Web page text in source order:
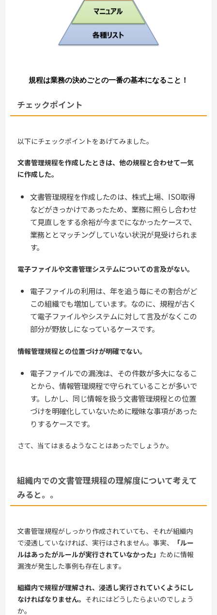
規程は業務の決めごとの一番の基本になること！
チェックポイント
以下にチェックポイントをあげてみました。
文書管理規程を作成したときは、他の規程と合わせて一気
に作成した。
文書管理規程を作成したのは、株式上場、ISO取得
などがきっかけであったため、業務に照らし合わせ
て見直しをする余裕が今までになかったケースで、
業務ととマッチングしていない状況が見受けられま
す。
電子ファイルや文書管理システムについての言及がない。
電子ファイルの利用は、年を追う毎にその割合がど
この組織でも増加しています。なのに、規程が古く
て電子ファイルやシステムに対して言及がなくこの
部分が野放しになっているケースです。
情報管理規程との位置づけが明確でない。
電子ファイルでの漏洩は、その件数が多大になるこ
とから、情報管理規程で守られていることが多いで
す。しかし、同じ情報を扱う文書管理規程との位置
づけを明確化していないために曖昧な事項があった
りするケースです。
さて、当てはまるようなことはあったでしょうか。
組織内での文書管理規程の理解度について考えて
みると。。
文書管理規程がしっかり作成されていても、それが組織内
で浸透していなければ、実行はされません。事実、
「ルー
ルはあったがルールが実行されていなかった」 ために情報
漏洩が発生した事例も存在します。
組織内で規程が理解され、浸透し実行されていくようにし
なければなりません。 それにはどうしたらよいのでしょう
か。